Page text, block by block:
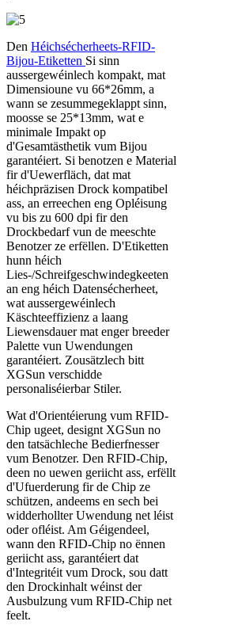
Den Héichsécherheets-RFID-
Bijou-Etiketten Si sinn
aussergewéinlech kompakt, mat
Dimensioune vu 66*26mm, a
wann se zesummegeklappt sinn,
moosse se 25*13mm, wat e
minimale Impakt op
d'Gesamtästhetik vum Bijou
garantéiert. Si benotzen e Material
fir d'Uewerfläch, dat mat
héichpräzisen Drock kompatibel
ass, an erreechen eng Opléisung
vu bis zu 600 dpi fir den
Drockbedarf vun de meeschte
Benotzer ze erfëllen. D'Etiketten
hunn héich
Lies-/Schreifgeschwindegkeeten
an eng héich Datensécherheet,
wat aussergewéinlech
Käschteeffizienz a laang
Liewensdauer mat enger breeder
Palette vun Uwendungen
garantéiert. Zousätzlech bitt
XGSun verschidde
personaliséierbar Stiler.
Wat d'Orientéierung vum RFID-
Chip ugeet, designt XGSun no
den tatsächleche Bedierfnesser
vum Benotzer. Den RFID-Chip,
deen no uewen geriicht ass, erfëllt
d'Ufuerderung fir de Chip ze
schützen, andeems en sech bei
widderhollter Uwendung net léist
oder ofléist. Am Géigendeel,
wann den RFID-Chip no ënnen
geriicht ass, garantéiert dat
d'Integritéit vum Drock, sou datt
den Drockinhalt wéinst der
Ausbulzung vum RFID-Chip net
feelt.